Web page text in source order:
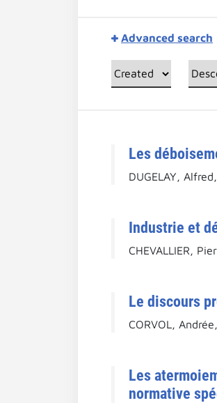
Advanced search
Les
DUGELAY,
Industrie et
CHEVALLIER,
Le discours
CORVOL,
Les
normative